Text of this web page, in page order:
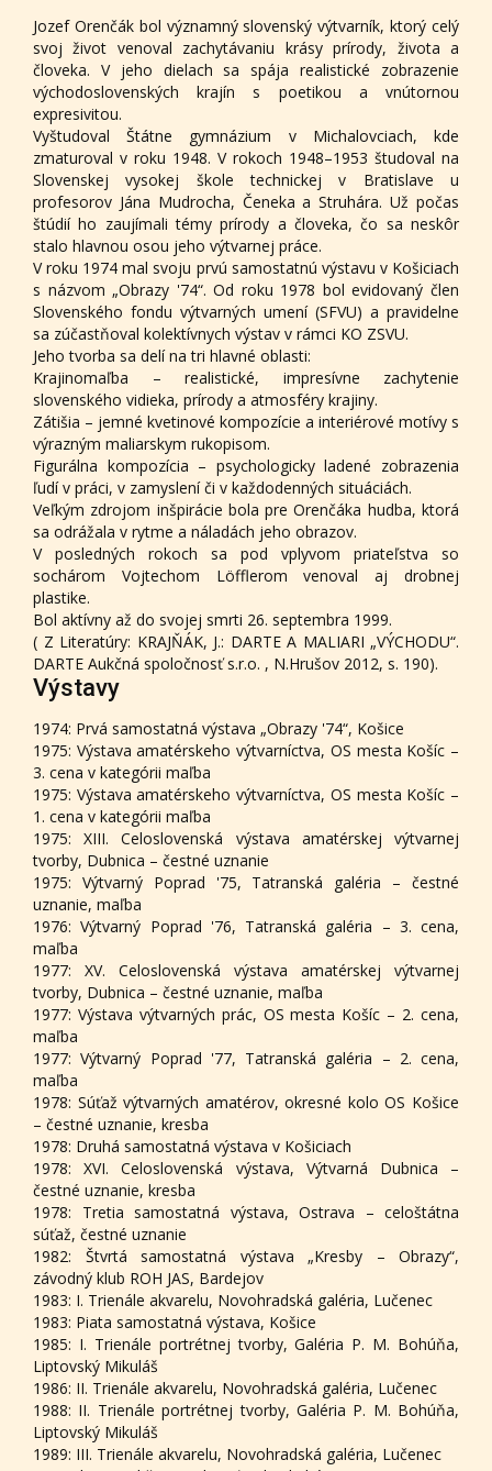
Jozef Orenčák bol významný slovenský výtvarník, ktorý celý
svoj život venoval zachytávaniu krásy prírody, života a
človeka. V jeho dielach sa spája realistické zobrazenie
východoslovenských krajín s poetikou a vnútornou
expresivitou.
Vyštudoval Štátne gymnázium v Michalovciach, kde
zmaturoval v roku 1948. V rokoch 1948–1953 študoval na
Slovenskej vysokej škole technickej v Bratislave u
profesorov Jána Mudrocha, Čeneka a Struhára. Už počas
štúdií ho zaujímali témy prírody a človeka, čo sa neskôr
stalo hlavnou osou jeho výtvarnej práce.
V roku 1974 mal svoju prvú samostatnú výstavu v Košiciach
s názvom „Obrazy '74“. Od roku 1978 bol evidovaný člen
Slovenského fondu výtvarných umení (SFVU) a pravidelne
sa zúčastňoval kolektívnych výstav v rámci KO ZSVU.
Jeho tvorba sa delí na tri hlavné oblasti:
Krajinomaľba – realistické, impresívne zachytenie
slovenského vidieka, prírody a atmosféry krajiny.
Zátišia – jemné kvetinové kompozície a interiérové motívy s
výrazným maliarskym rukopisom.
Figurálna kompozícia – psychologicky ladené zobrazenia
ľudí v práci, v zamyslení či v každodenných situáciách.
Veľkým zdrojom inšpirácie bola pre Orenčáka hudba, ktorá
sa odrážala v rytme a náladách jeho obrazov.
V posledných rokoch sa pod vplyvom priateľstva so
sochárom Vojtechom Löfflerom venoval aj drobnej
plastike.
Bol aktívny až do svojej smrti 26. septembra 1999.
( Z Literatúry: KRAJŇÁK, J.: DARTE A MALIARI „VÝCHODU“.
DARTE Aukčná spoločnosť s.r.o. , N.Hrušov 2012, s. 190).
Výstavy
1974: Prvá samostatná výstava „Obrazy '74“, Košice
1975: Výstava amatérskeho výtvarníctva, OS mesta Košíc –
3. cena v kategórii maľba
1975: Výstava amatérskeho výtvarníctva, OS mesta Košíc –
1. cena v kategórii maľba
1975: XIII. Celoslovenská výstava amatérskej výtvarnej
tvorby, Dubnica – čestné uznanie
1975: Výtvarný Poprad '75, Tatranská galéria – čestné
uznanie, maľba
1976: Výtvarný Poprad '76, Tatranská galéria – 3. cena,
maľba
1977: XV. Celoslovenská výstava amatérskej výtvarnej
tvorby, Dubnica – čestné uznanie, maľba
1977: Výstava výtvarných prác, OS mesta Košíc – 2. cena,
maľba
1977: Výtvarný Poprad '77, Tatranská galéria – 2. cena,
maľba
1978: Súťaž výtvarných amatérov, okresné kolo OS Košice
– čestné uznanie, kresba
1978: Druhá samostatná výstava v Košiciach
1978: XVI. Celoslovenská výstava, Výtvarná Dubnica –
čestné uznanie, kresba
1978: Tretia samostatná výstava, Ostrava – celoštátna
súťaž, čestné uznanie
1982: Štvrtá samostatná výstava „Kresby – Obrazy“,
závodný klub ROH JAS, Bardejov
1983: I. Trienále akvarelu, Novohradská galéria, Lučenec
1983: Piata samostatná výstava, Košice
1985: I. Trienále portrétnej tvorby, Galéria P. M. Bohúňa,
Liptovský Mikuláš
1986: II. Trienále akvarelu, Novohradská galéria, Lučenec
1988: II. Trienále portrétnej tvorby, Galéria P. M. Bohúňa,
Liptovský Mikuláš
1989: III. Trienále akvarelu, Novohradská galéria, Lučenec